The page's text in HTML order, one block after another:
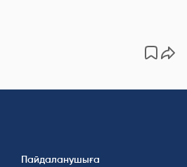
Пайдаланушыға